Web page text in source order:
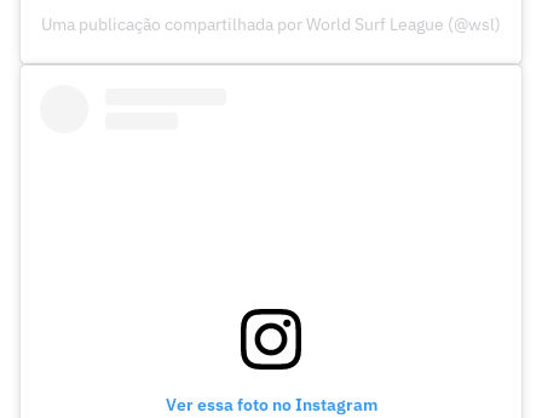
Uma publicação compartilhada por World Surf League (@wsl)
Ver essa foto no Instagram